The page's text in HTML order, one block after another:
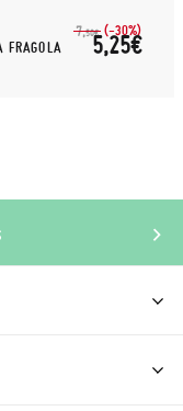
7,50€ (-30%)
5,25€